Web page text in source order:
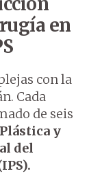
en
con la
Cada
de seis
y
del